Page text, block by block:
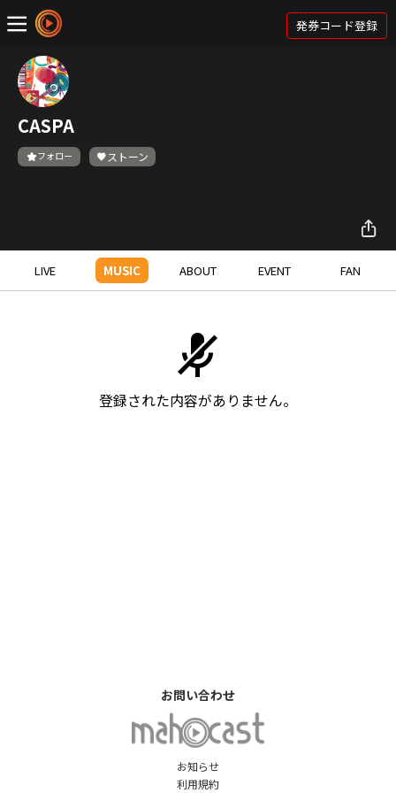
発券コード登録
CASPA
フォロー ストーン
LIVE MUSIC ABOUT EVENT FAN
登録された内容がありません。
お知らせ
利用規約
お問い合わせ